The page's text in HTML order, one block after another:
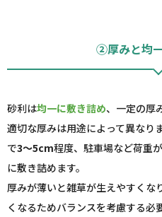
②厚みと均
砂利は均一に敷き詰め、一定の厚
適切な厚みは用途によって異なり
で3～5cm程度、駐車場など荷重
に敷き詰めます。
厚みが薄いと雑草が生えやすくな
くなるためバランスを考慮する必